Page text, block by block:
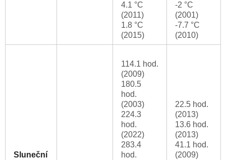
4.1 °C
(2011)
1.8 °C
(2015)
-2 °C
(2001)
-7.7 °C
(2010)
Sluneční
114.1 hod.
(2009)
180.5
hod.
(2003)
224.3
hod.
(2022)
283.4
hod.
22.5 hod.
(2013)
13.6 hod.
(2013)
41.1 hod.
(2009)